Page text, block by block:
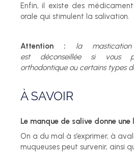
Enfin, il existe des
orale qui stimulent la salivation.
Attention :
la
est déconseillée si vous
orthodontique ou certains types
À SAVOIR
Le manque de salive donne une
On a du mal à s’exprimer, à
muqueuses peut survenir, ainsi